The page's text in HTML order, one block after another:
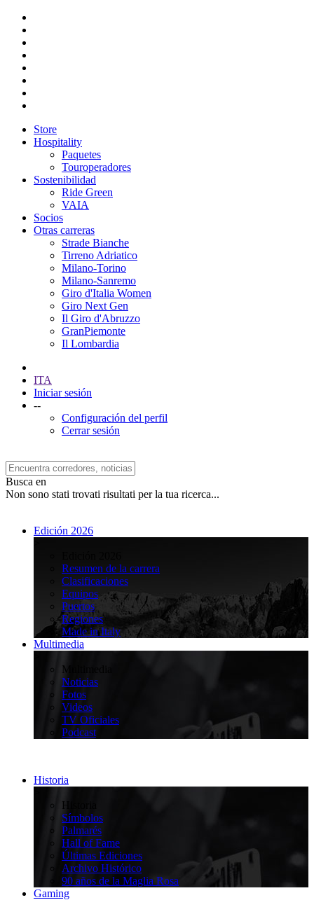
Store
Hospitality
Paquetes
Touroperadores
Sostenibilidad
Ride Green
VAIA
Socios
Otras carreras
Strade Bianche
Tirreno Adriatico
Milano-Torino
Milano-Sanremo
Giro d'Italia Women
Giro Next Gen
Il Giro d'Abruzzo
GranPiemonte
Il Lombardia
ITA
Iniciar sesión
--
Configuración del perfil
Cerrar sesión
Busca en
Non sono stati trovati risultati per la tua ricerca...
Edición 2026
Resumen de la carrera
Clasificaciones
Equipos
Puertos
Regiones
Made in Italy
Multimedia
Multimedia
Noticias
Fotos
Videos
TV Oficiales
Podcast
Historia
Historia
Símbolos
Palmarés
Hall of Fame
Últimas Ediciones
Archivo Histórico
90 años de la Maglia Rosa
Gaming